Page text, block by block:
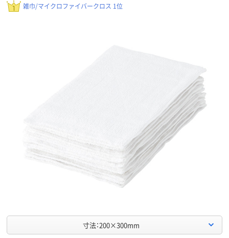
雑巾/マイクロファイバークロス 1位
寸法：200×300mm